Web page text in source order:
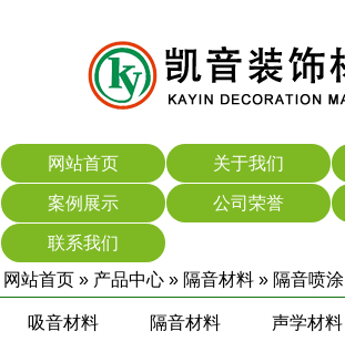
网站首页 关于我们
案例展示 公司荣誉
联系我们
网站首页 » 产品中心 » 隔音材料 » 隔音喷涂
吸音材料 隔音材料 声学材料